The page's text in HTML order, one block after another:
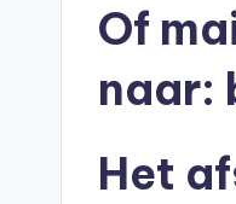
Of
naar:
Het